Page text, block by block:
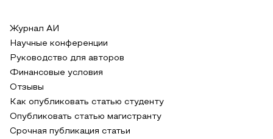
Журнал АИ
Научные конференции
Руководство для авторов
Финансовые условия
Отзывы
Как опубликовать статью студенту
Опубликовать статью магистранту
Срочная публикация статьи